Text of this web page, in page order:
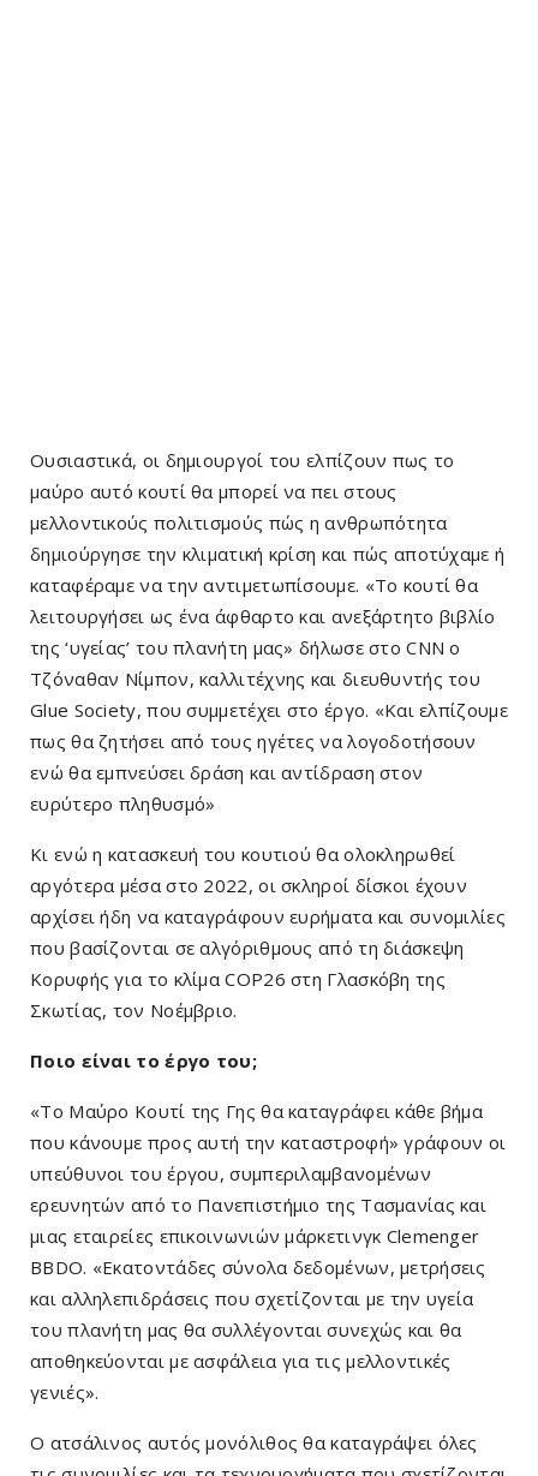
Ουσιαστικά, οι δημιουργοί του ελπίζουν πως το
μαύρο αυτό κουτί θα μπορεί να πει στους
μελλοντικούς πολιτισμούς πώς η ανθρωπότητα
δημιούργησε την κλιματική κρίση και πώς αποτύχαμε ή
καταφέραμε να την αντιμετωπίσουμε. «Το κουτί θα
λειτουργήσει ως ένα άφθαρτο και ανεξάρτητο βιβλίο
της ‘υγείας’ του πλανήτη μας» δήλωσε στο CNN ο
Τζόναθαν Νίμπον, καλλιτέχνης και διευθυντής του
Glue Society, που συμμετέχει στο έργο. «Και ελπίζουμε
πως θα ζητήσει από τους ηγέτες να λογοδοτήσουν
ενώ θα εμπνεύσει δράση και αντίδραση στον
ευρύτερο πληθυσμό»
Κι ενώ η κατασκευή του κουτιού θα ολοκληρωθεί
αργότερα μέσα στο 2022, οι σκληροί δίσκοι έχουν
αρχίσει ήδη να καταγράφουν ευρήματα και συνομιλίες
που βασίζονται σε αλγόριθμους από τη διάσκεψη
Κορυφής για το κλίμα COP26 στη Γλασκόβη της
Σκωτίας, τον Νοέμβριο.
Ποιο είναι το έργο του;
«Το Μαύρο Κουτί της Γης θα καταγράφει κάθε βήμα
που κάνουμε προς αυτή την καταστροφή» γράφουν οι
υπεύθυνοι του έργου, συμπεριλαμβανομένων
ερευνητών από το Πανεπιστήμιο της Τασμανίας και
μιας εταιρείες επικοινωνιών μάρκετινγκ Clemenger
BBDO. «Εκατοντάδες σύνολα δεδομένων, μετρήσεις
και αλληλεπιδράσεις που σχετίζονται με την υγεία
του πλανήτη μας θα συλλέγονται συνεχώς και θα
αποθηκεύονται με ασφάλεια για τις μελλοντικές
γενιές».
Ο ατσάλινος αυτός μονόλιθος θα καταγράψει όλες